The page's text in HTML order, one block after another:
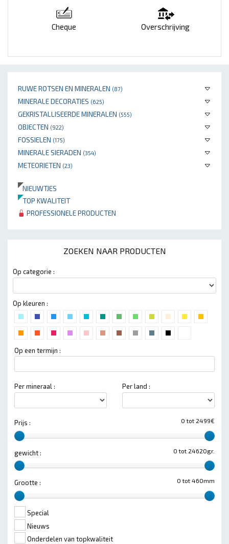
RUWE ROTSEN EN MINERALEN (87)
MINERALE DECORATIES (625)
GEKRISTALLISEERDE MINERALEN (555)
OBJECTEN (922)
FOSSIELEN (175)
MINERALE SIERADEN (354)
METEORIETEN (23)
NIEUWTJES
TOP KWALITEIT
PROFESSIONELE PRODUCTEN
ZOEKEN NAAR PRODUCTEN
Op categorie :
Op kleuren :
Op een termijn :
Per mineraal : Per land :
0 tot 2499€
Prijs :
0 tot 24620gr.
gewicht :
0 tot 460mm
Grootte :
Special
Nieuws
Onderdelen van topkwaliteit
Cheque Overschrijving